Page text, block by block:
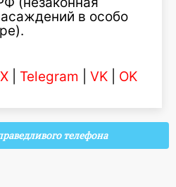
в особо
Telegram VK OK
телефона